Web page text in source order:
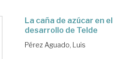
La caña de azúcar en el
desarrollo de Telde
Pérez Aguado, Luis